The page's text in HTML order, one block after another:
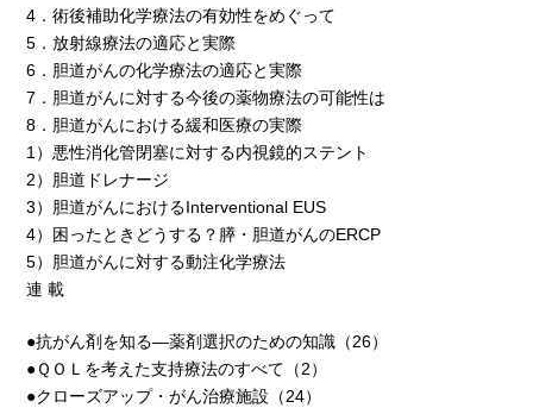
4．術後補助化学療法の有効性をめぐって
5．放射線療法の適応と実際
6．胆道がんの化学療法の適応と実際
7．胆道がんに対する今後の薬物療法の可能性は
8．胆道がんにおける緩和医療の実際
1）悪性消化管閉塞に対する内視鏡的ステント
2）胆道ドレナージ
3）胆道がんにおけるInterventional EUS
4）困ったときどうする？膵・胆道がんのERCP
5）胆道がんに対する動注化学療法
連 載
●抗がん剤を知る―薬剤選択のための知識（26）
●ＱＯＬを考えた支持療法のすべて（2）
●クローズアップ・がん治療施設（24）